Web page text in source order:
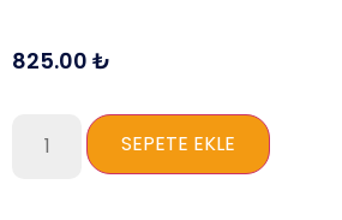
825.00 ₺
SEPETE EKLE